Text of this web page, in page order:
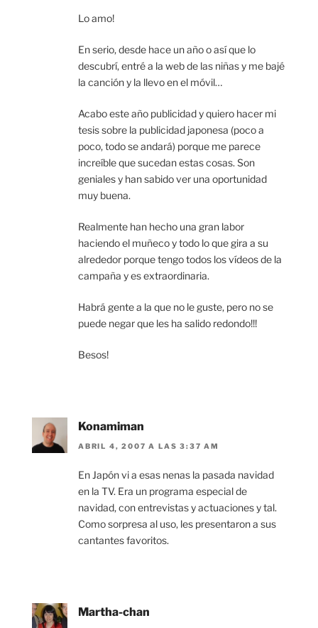
Lo amo!
En serio, desde hace un año o así que lo
descubrí, entré a la web de las niñas y me bajé
la canción y la llevo en el móvil…
Acabo este año publicidad y quiero hacer mi
tesis sobre la publicidad japonesa (poco a
poco, todo se andará) porque me parece
increíble que sucedan estas cosas. Son
geniales y han sabido ver una oportunidad
muy buena.
Realmente han hecho una gran labor
haciendo el muñeco y todo lo que gira a su
alrededor porque tengo todos los vídeos de la
campaña y es extraordinaria.
Habrá gente a la que no le guste, pero no se
puede negar que les ha salido redondo!!!
Besos!
Konamiman
ABRIL 4, 2007 A LAS 3:37 AM
En Japón vi a esas nenas la pasada navidad
en la TV. Era un programa especial de
navidad, con entrevistas y actuaciones y tal.
Como sorpresa al uso, les presentaron a sus
cantantes favoritos.
Martha-chan